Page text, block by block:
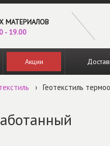
МАТЕРИАЛОВ
- 19.00
Акции
› Геотекстиль